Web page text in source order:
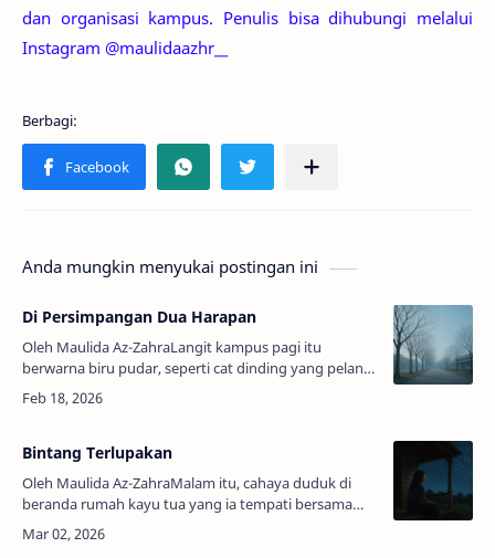
dan organisasi kampus. Penulis bisa dihubungi melalui
Instagram @maulidaazhr__
Anda mungkin menyukai postingan ini
Di Persimpangan Dua Harapan
Oleh Maulida Az-ZahraLangit kampus pagi itu
berwarna biru pudar, seperti cat dinding yang pelan-
pelan luntur tetapi tetap menyimpan sisa kilau. Anisa
berjalan pelan di antara deret…
Bintang Terlupakan
Oleh Maulida Az-ZahraMalam itu, cahaya duduk di
beranda rumah kayu tua yang ia tempati bersama
kedua orang tuanya. Angin sepoi-sepoi menyentuh
wajahnya, membawa aroma tanah basah y…